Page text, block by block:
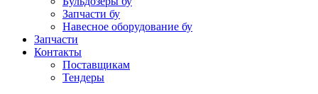
Запчасти бу
Навесное оборудование бу
Запчасти
Контакты
Поставщикам
Тендеры